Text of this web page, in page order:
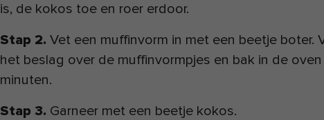
is, de kokos toe en roer erdoor.
Stap 2. Vet een muffinvorm in met een beetje boter.
het beslag over de muffinvormpjes en bak in de
minuten.
Stap 3. Garneer met een beetje kokos.